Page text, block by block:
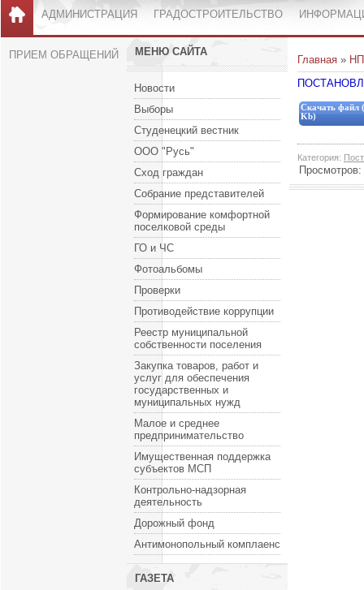
АДМИНИСТРАЦИЯ ГРАДОСТРОИТЕЛЬСТВО
ПРИЕМ ОБРАЩЕНИЙ МЕНЮ САЙТА
Новости
Выборы
Студенецкий вестник
ООО "Русь"
Сход граждан
Собрание представителей
Формирование комфортной
поселковой среды
ГО и ЧС
Фотоальбомы
Проверки
Противодействие коррупции
Реестр муниципальной
собственности поселения
Закупка товаров, работ и
услуг для обеспечения
государственных и
муниципальных нужд
Малое и среднее
предпринимательство
Имущественная поддержка
субъектов МСП
Контрольно-надзорная
деятельность
Дорожный фонд
Антимонопольный комплаенс
ГАЗЕТА
Главная »
Скачать файл
Kb)
Категория:
Просмотров: